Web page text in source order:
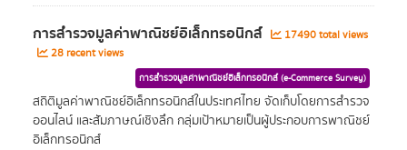
การสำรวจมูลค่าพาณิชย์อิเล็กทรอนิกส์
17490 total views
28 recent views
การสำรวจมูลค่าพาณิชย์อิเล็กทรอนิกส์ (e-Commerce Survey)
สถิติมูลค่าพาณิชย์อิเล็กทรอนิกส์ในประเทศไทย จัดเก็บโดยการสำรวจ
ออนไลน์ และสัมภาษณ์เชิงลึก กลุ่มเป้าหมายเป็นผู้ประกอบการพาณิชย์
อิเล็กทรอนิกส์